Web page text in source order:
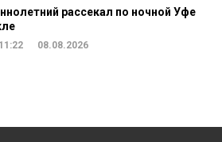
рассекал по ночной Уфе
11:22 08.08.2026